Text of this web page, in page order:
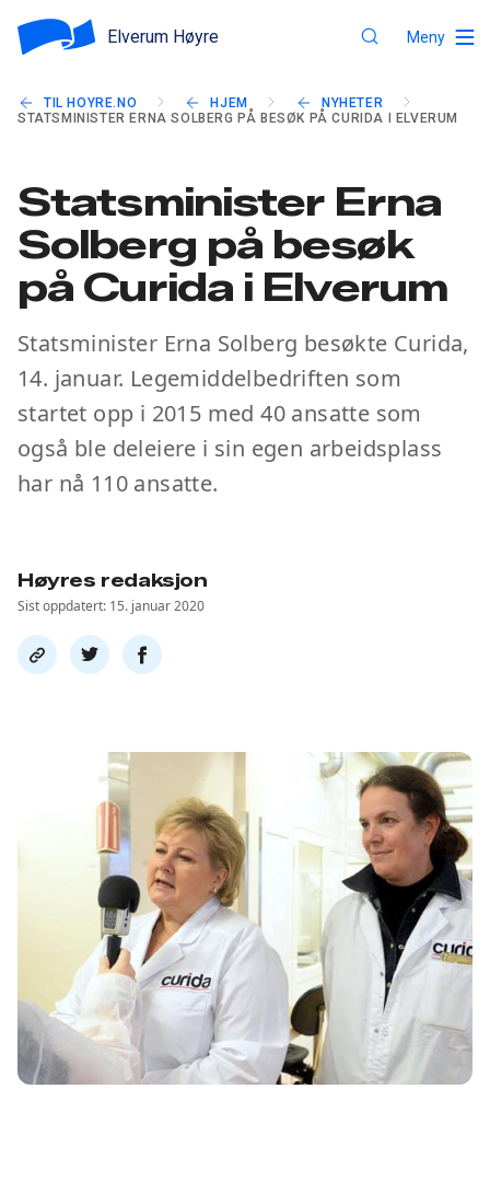
Elverum Høyre Meny
TIL HOYRE.NO HJEM
NYHETER
STATSMINISTER ERNA SOLBERG PÅ BESØK PÅ CURIDA I ELVERUM
Statsminister Erna
Solberg på besøk
på Curida i Elverum
Statsminister Erna Solberg besøkte Curida,
14. januar. Legemiddelbedriften som
startet opp i 2015 med 40 ansatte som
også ble deleiere i sin egen arbeidsplass
har nå 110 ansatte.
Høyres redaksjon
Sist oppdatert: 15. januar 2020
Del
link
Del
på
Del
på